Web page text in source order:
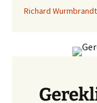
Richard Wurmbrandt